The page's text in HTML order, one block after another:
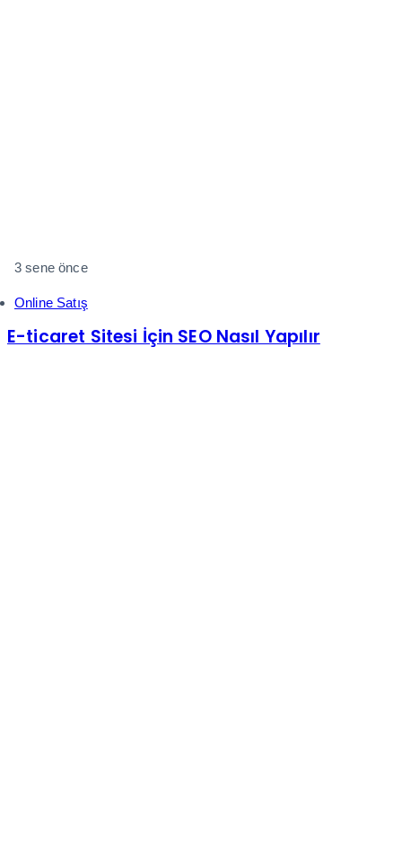
3 sene önce
Online Satış
E-ticaret Sitesi İçin SEO Nasıl Yapılır